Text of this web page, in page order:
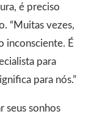
é preciso
“Muitas vezes,
inconsciente. É
para
para nós.”
seus sonhos